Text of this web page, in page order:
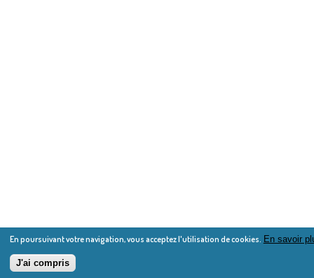
En poursuivant votre navigation, vous acceptez l'utilisation de cookies. En savoir
J'ai compris